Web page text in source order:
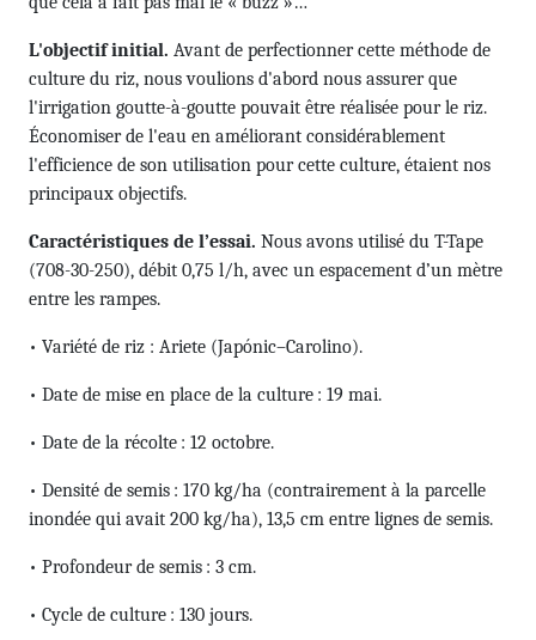
L'objectif initial. Avant de perfectionner cette méthode de
culture du riz, nous voulions d'abord nous assurer que
l'irrigation goutte-à-goutte pouvait être réalisée pour le riz.
Économiser de l'eau en améliorant considérablement
l'efficience de son utilisation pour cette culture, étaient nos
principaux objectifs.
Caractéristiques de l’essai. Nous avons utilisé du T-Tape
(708-30-250), débit 0,75 l/h, avec un espacement d’un mètre
entre les rampes.
• Variété de riz : Ariete (Japónic–Carolino).
• Date de mise en place de la culture : 19 mai.
• Date de la récolte : 12 octobre.
• Densité de semis : 170 kg/ha (contrairement à la parcelle
inondée qui avait 200 kg/ha), 13,5 cm entre lignes de semis.
• Profondeur de semis : 3 cm.
• Cycle de culture : 130 jours.